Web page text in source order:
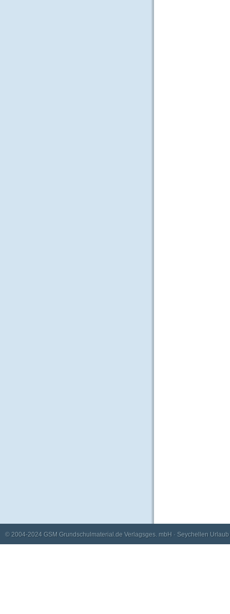
© 2004-2024 GSM Grundschulmaterial.de Verlagsges. mbH · Seychellen Urlaub